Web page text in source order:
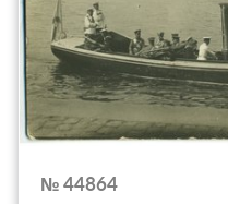
№ 44864